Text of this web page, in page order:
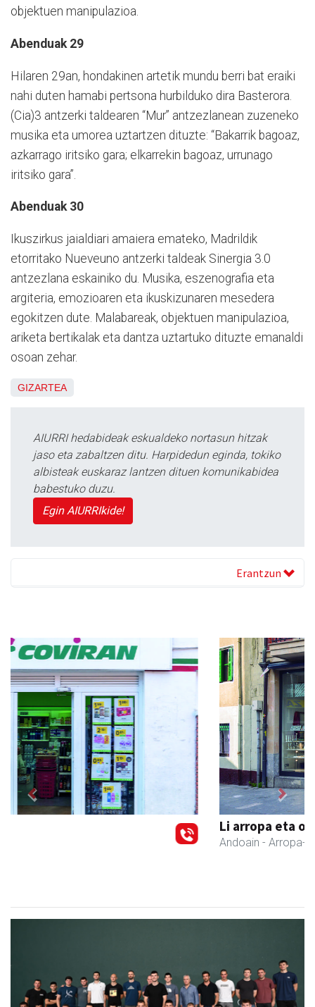
objektuen manipulazioa.
Abenduak 29
Hilaren 29an, hondakinen artetik mundu berri bat eraiki
nahi duten hamabi pertsona hurbilduko dira Basterora.
(Cia)3 antzerki taldearen “Mur” antzezlanean zuzeneko
musika eta umorea uztartzen dituzte: “Bakarrik bagoaz,
azkarrago iritsiko gara; elkarrekin bagoaz, urrunago
iritsiko gara”.
Abenduak 30
Ikuszirkus jaialdiari amaiera emateko, Madrildik
etorritako Nueveuno antzerki taldeak Sinergia 3.0
antzezlana eskainiko du. Musika, eszenografia eta
argiteria, emozioaren eta ikuskizunaren mesedera
egokitzen dute. Malabareak, objektuen manipulazioa,
ariketa bertikalak eta dantza uztartuko dituzte emanaldi
osoan zehar.
GIZARTEA
AIURRI hedabideak eskualdeko nortasun hitzak
jaso eta zabaltzen ditu. Harpidedun eginda, tokiko
albisteak euskaraz lantzen dituen komunikabidea
babestuko duzu.
Egin AIURRIkide!
Erantzun
Previous Next